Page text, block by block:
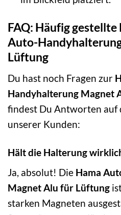
FAQ: Häufig gestellte
Auto-
Lüftung
Du hast noch Fragen zur
Handyhalterung Magnet
findest Du Antworten auf
unserer Kunden:
Hält die Halterung
Ja, absolut! Die Hama
Magnet Alu für Lüftung
starken Magneten